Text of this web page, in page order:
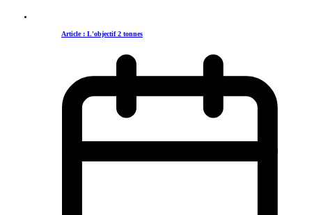
Article : L'objectif 2 tonnes